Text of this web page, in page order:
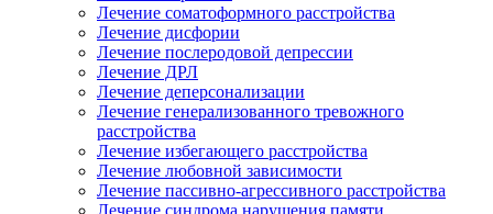
Лечение соматоформного расстройства
Лечение дисфории
Лечение послеродовой депрессии
Лечение ДРЛ
Лечение деперсонализации
Лечение генерализованного тревожного
расстройства
Лечение избегающего расстройства
Лечение любовной зависимости
Лечение пассивно-агрессивного расстройства
Лечение синдрома нарушения памяти